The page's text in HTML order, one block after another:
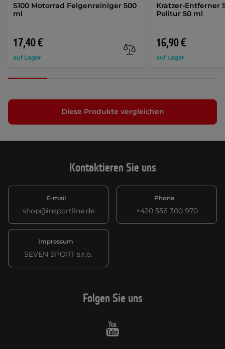
S100 Motorrad Felgenreiniger 500
ml
17,40 €
auf Lager
Kratzer-Entferner
Politur 50 ml
16,90 €
auf Lager
Diese Produkte vergleichen
Kontaktieren Sie uns
E-mail
shop@insportline.de
Phone
+420 556 300 970
Impressum
SEVEN SPORT s.r.o.
Folgen Sie uns
Youtube